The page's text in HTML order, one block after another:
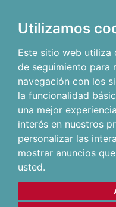
Utilizamos
Este sitio web utiliza
de seguimiento para
navegación con los
la funcionalidad
una mejor
interés en nuestros
personalizar las
mostrar anuncios
usted.